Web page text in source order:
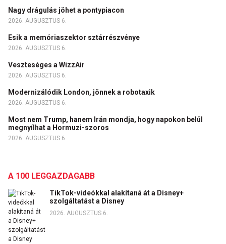
Nagy drágulás jöhet a pontypiacon
2026. AUGUSZTUS 6.
Esik a memóriaszektor sztárrészvénye
2026. AUGUSZTUS 6.
Veszteséges a WizzAir
2026. AUGUSZTUS 6.
Modernizálódik London, jönnek a robotaxik
2026. AUGUSZTUS 6.
Most nem Trump, hanem Irán mondja, hogy napokon belül
megnyílhat a Hormuzi-szoros
2026. AUGUSZTUS 6.
A 100 LEGGAZDAGABB
TikTok-videókkal alakítaná át a Disney+
szolgáltatást a Disney
2026. AUGUSZTUS 6.